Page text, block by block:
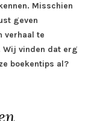
Misschien
geven
verhaal te
Wij vinden dat erg
boekentips al?